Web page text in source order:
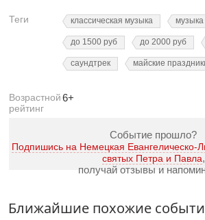
Теги классическая музыка музыка
до 1500 руб до 2000 руб
саундтрек майские
Возрастной
рейтинг
6+
Событие прошло?
Подпишись на Немецкая Евангелическо-
святых Петра и Павла,
получай отзывы и
Ближайшие похожие